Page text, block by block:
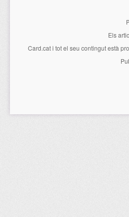
Els
Card.cati tot el seu contingut està